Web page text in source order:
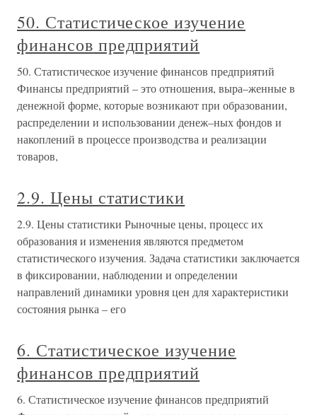
50. Статистическое изучение
финансов предприятий
50. Статистическое изучение финансов предприятий
Финансы предприятий – это отношения, выра–женные в
денежной форме, которые возникают при образовании,
распределении и использовании денеж–ных фондов и
накоплений в процессе производства и реализации
товаров,
2.9. Цены статистики
2.9. Цены статистики Рыночные цены, процесс их
образования и изменения являются предметом
статистического изучения. Задача статистики заключается
в фиксировании, наблюдении и определении
направлений динамики уровня цен для характеристики
состояния рынка – его
6. Статистическое изучение
финансов предприятий
6. Статистическое изучение финансов предприятий